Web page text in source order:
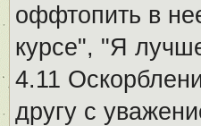
оффтопить в
курсе", "Я
4.11
другу с